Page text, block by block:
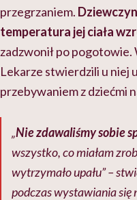
przegrzaniem.
temperatura jej ciała
zadzwonił po pogotowie.
Lekarze stwierdzili u niej
przebywaniem z dziećmi
„Nie zdawaliśmy sobie
wszystko, co miałam
wytrzymało upału” –
podczas wystawiania się